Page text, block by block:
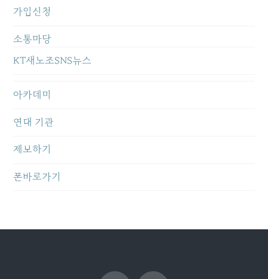
가입신청
소통마당
KT새노조SNS뉴스
아카데미
연대 기관
제보하기
폰바로가기